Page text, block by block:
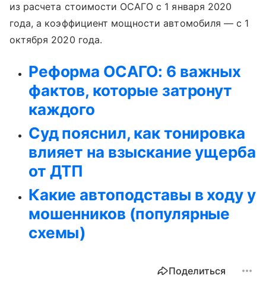
из расчета стоимости ОСАГО с 1 января 2020
года, а коэффициент мощности автомобиля — с 1
октября 2020 года.
Реформа ОСАГО: 6 важных
фактов, которые затронут
каждого
Суд пояснил, как тонировка
влияет на взыскание ущерба
от ДТП
Какие автоподставы в ходу у
мошенников (популярные
схемы)
Поделиться